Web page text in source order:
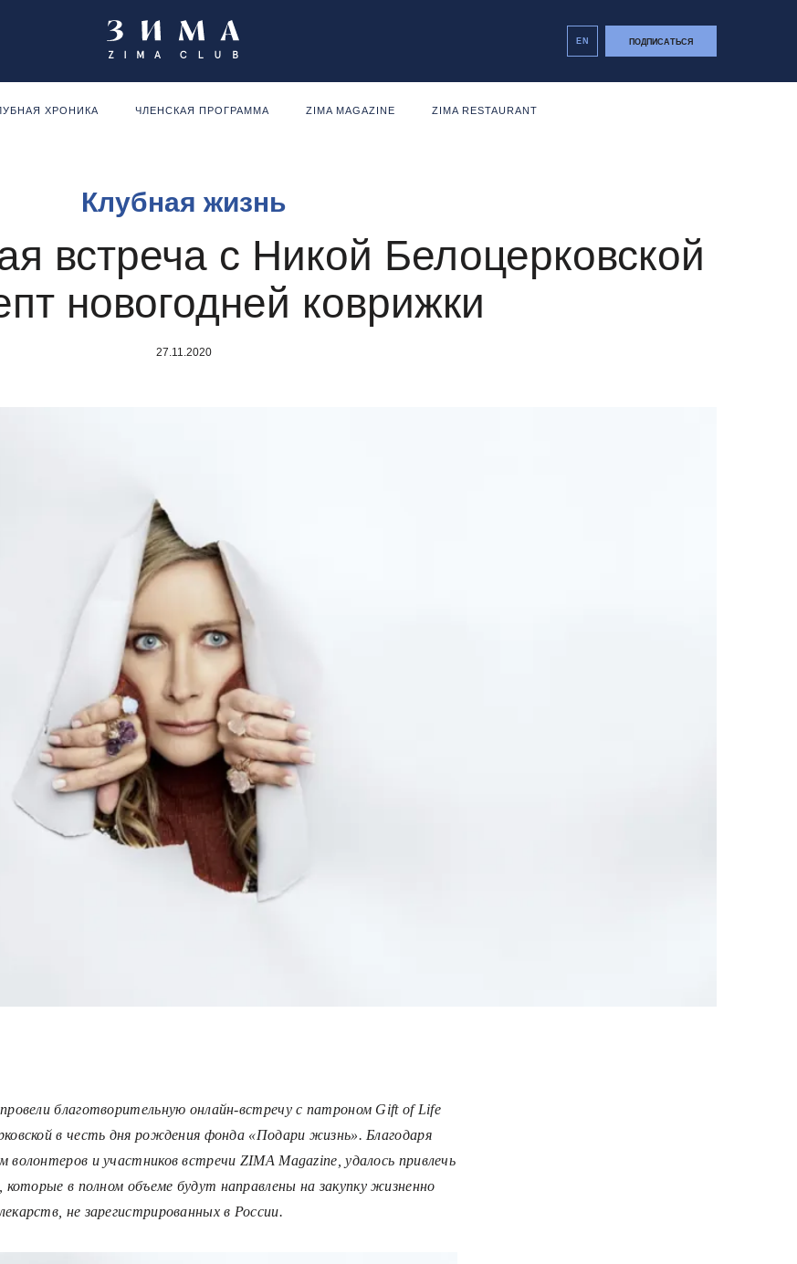
EN ПОДПИСАТЬСЯ
ХРОНИКА ЧЛЕНСКАЯ ПРОГРАММА ZIMA MAGAZINE ZIMA RESTAURANT
Клубная жизнь
встреча с Никой Белоцерковской
новогодней коврижки
27.11.2020
благотворительную онлайн-встречу с патроном Gift of Life
в честь дня рождения фонда «Подари жизнь». Благодаря
волонтеров и участников встречи ZIMA Magazine, удалось привлечь
которые в полном объеме будут направлены на закупку жизненно
не зарегистрированных в России.